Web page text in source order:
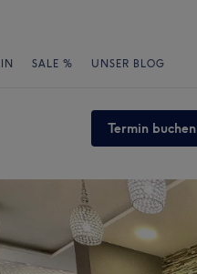
SALE % UNSER BLOG
Termin buchen